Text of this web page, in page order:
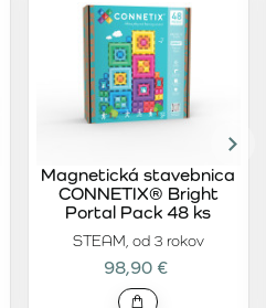
STEAM, od 3 rokov
Magnetická stavebnica
CONNETIX® Bright
Portal Pack 48 ks
98,90 €